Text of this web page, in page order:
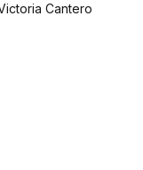
Cantero